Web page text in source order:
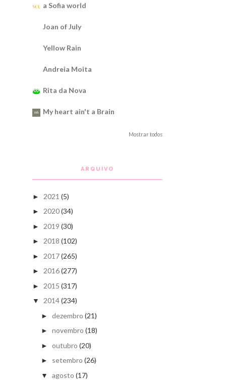
a Sofia world
Joan of July
Yellow Rain
Andreia Moita
Rita da Nova
My heart ain't a Brain
Mostrar todos
ARQUIVO
► 2021 (5)
► 2020(34)
► 2019 (30)
► 2018 (102)
► 2017(265)
► 2016(277)
► 2015 (317)
▼ 2014(234)
► dezembro (21)
► novembro (18)
► outubro (20)
► setembro (26)
▼ agosto (17)